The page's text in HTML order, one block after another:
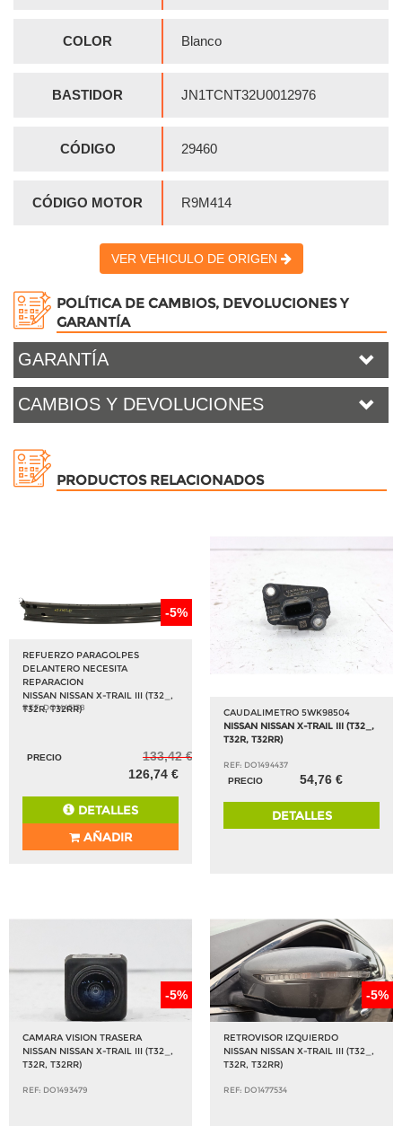
COLOR Blanco
BASTIDOR JN1TCNT32U0012976
CÓDIGO 29460
CÓDIGO MOTOR R9M414
VER VEHICULO DE ORIGEN
POLÍTICA DE CAMBIOS, DEVOLUCIONES Y
GARANTÍA
GARANTÍA
CAMBIOS Y DEVOLUCIONES
PRODUCTOS RELACIONADOS
-5%
REFUERZO PARAGOLPES
DELANTERO NECESITA
REPARACION
NISSAN NISSAN X-TRAIL III (T32_,
T32R, T32RR)
REF: DO1445138
PRECIO
133,42 €
126,74 €
DETALLES
AÑADIR
CAUDALIMETRO 5WK98504
NISSAN NISSAN X-TRAIL III (T32_,
T32R, T32RR)
REF: DO1494437
PRECIO
54,76 €
DETALLES
-5%
CAMARA VISION TRASERA
NISSAN NISSAN X-TRAIL III (T32_,
T32R, T32RR)
REF: DO1493479
-5%
RETROVISOR IZQUIERDO
NISSAN NISSAN X-TRAIL III (T32_,
T32R, T32RR)
REF: DO1477534